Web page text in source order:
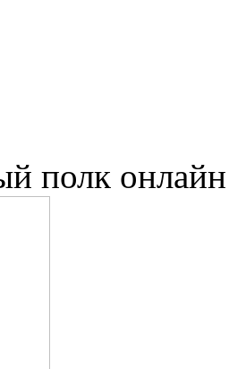
полк онлайн